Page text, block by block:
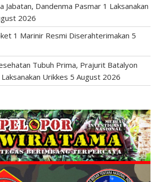
Jabatan, Dandenma Pasmar 1 Laksanakan
2026
1 Marinir Resmi Diserahterimakan 5
Tubuh Prima, Prajurit Batalyon
Urikkes 5 August 2026